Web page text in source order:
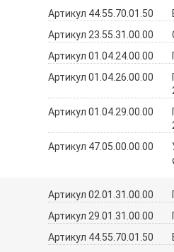
Артикул 44.55.70.01.50
Артикул 23.55.31.00.00
Артикул 01.04.24.00.00
Артикул 01.04.26.00.00
Артикул 01.04.29.00.00
Артикул 47.05.00.00.00
Артикул 02.01.31.00.00
Артикул 29.01.31.00.00
Артикул 44.55.70.01.50